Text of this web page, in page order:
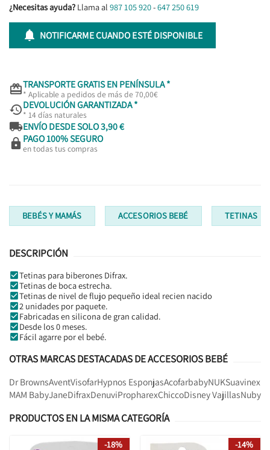
¿Necesitas ayuda? Llama al 987 105 920-647 250 619
 NOTIFICARME CUANDO ESTÉ DISPONIBLE
TRANSPORTE GRATIS EN PENÍNSULA *
* Aplicable a pedidos de más de 70,00€
DEVOLUCIÓN GARANTIZADA *
* 14 días naturales
ENVÍO DESDE SOLO 3,90 €
 PAGO 100% SEGURO
en todas tus compras
BEBÉS Y MAMÁS ACCESORIOS BEBÉ TETINAS
DESCRIPCIÓN
Tetinas para biberones Difrax.
Tetinas de boca estrecha.
Tetinas de nivel de flujo pequeño ideal recien nacido
2 unidades por paquete.
Fabricadas en silicona de gran calidad.
Desde los 0 meses.
Fácil agarre por el bebé.
OTRAS MARCAS DESTACADAS DE ACCESORIOS BEBÉ
Dr BrownsAventVisofarHypnos EsponjasAcofarbabyNUKSuavinex
MAM BabyJaneDifraxDenuviPropharexChiccoDisney VajillasNuby
PRODUCTOS EN LA MISMA CATEGORÍA
-18% -14%